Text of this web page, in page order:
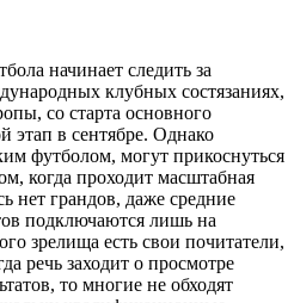
начинает следить за
клубных состязаниях,
со старта основного
этап в сентябре. Однако
футболом, могут прикоснуться
когда проходит масштабная
нет грандов, даже средние
подключаются лишь на
зрелища есть свои почитатели,
речь заходит о просмотре
то многие не обходят